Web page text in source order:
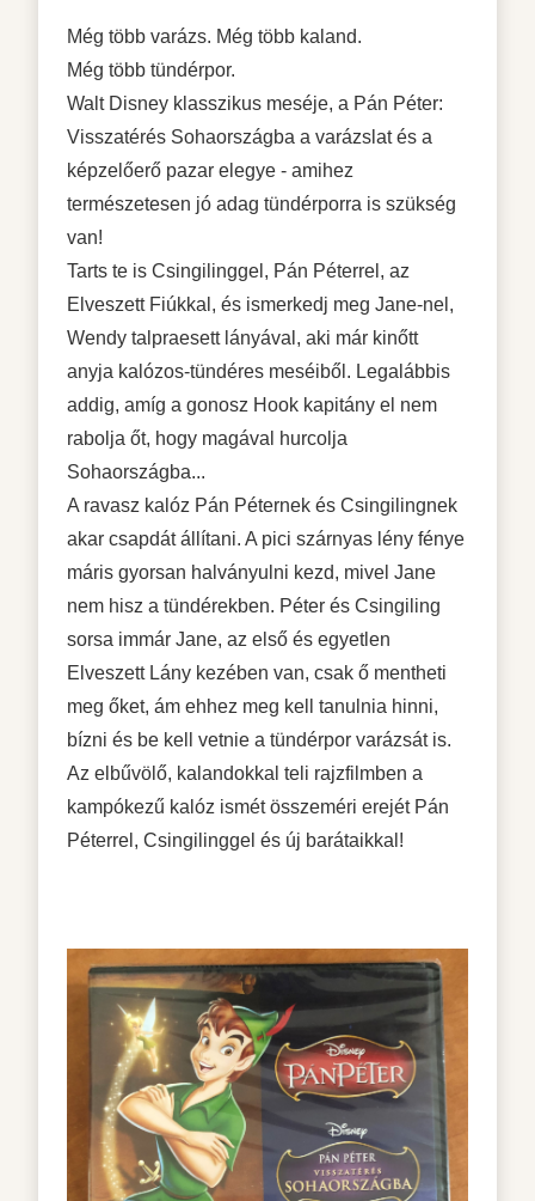
Még több varázs. Még több kaland.
Még több tündérpor.
Walt Disney klasszikus meséje, a Pán Péter:
Visszatérés Sohaországba a varázslat és a
képzelőerő pazar elegye - amihez
természetesen jó adag tündérporra is szükség
van!
Tarts te is Csingilinggel, Pán Péterrel, az
Elveszett Fiúkkal, és ismerkedj meg Jane-nel,
Wendy talpraesett lányával, aki már kinőtt
anyja kalózos-tündéres meséiből. Legalábbis
addig, amíg a gonosz Hook kapitány el nem
rabolja őt, hogy magával hurcolja
Sohaországba...
A ravasz kalóz Pán Péternek és Csingilingnek
akar csapdát állítani. A pici szárnyas lény fénye
máris gyorsan halványulni kezd, mivel Jane
nem hisz a tündérekben. Péter és Csingiling
sorsa immár Jane, az első és egyetlen
Elveszett Lány kezében van, csak ő mentheti
meg őket, ám ehhez meg kell tanulnia hinni,
bízni és be kell vetnie a tündérpor varázsát is.
Az elbűvölő, kalandokkal teli rajzfilmben a
kampókezű kalóz ismét összeméri erejét Pán
Péterrel, Csingilinggel és új barátaikkal!